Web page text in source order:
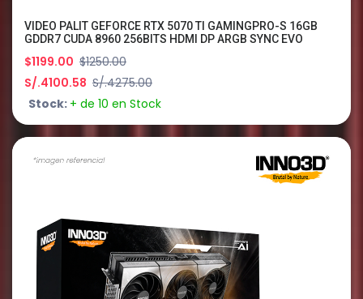
VIDEO PALIT GEFORCE RTX 5070 TI GAMINGPRO-S 16GB
GDDR7 CUDA 8960 256BITS HDMI DP ARGB SYNC EVO
$1199.00 $1250.00
S/.4100.58 S/.4275.00
Stock: + de 10 en Stock